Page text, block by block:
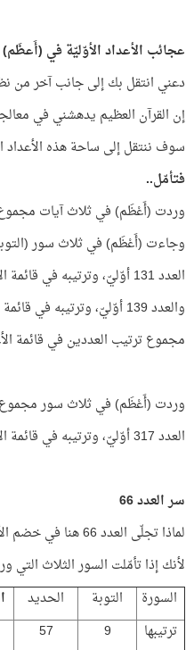
عجائب الأعداد الأوّليّة في (أَعظَم)
دعني انتقل بك إلى جانب آخر من
إن القرآن العظيم يدهشني في
سوف ننتقل إلى ساحة هذه الأعداد
فتأمّل..
وردت (أَعْظَم) في ثلاث آيات مجموع كلماتها
وجاءت (أَعْظَم) في ثلاث سور (التوبة
العدد 131 أوّليّ، وترتيبه في قائمة الأعداد الأوّليّة رقم 32
والعدد 139 أوّليّ، وترتيبه في قائمة الأعداد الأوّليّة رقم 34
مجموع ترتيب العددين في قائمة
وردت (أَعْظَم) في ثلاث سور مجموع أرقام ترتيبها 139، ومجموع آياتها
العدد 317 أوّليّ، وترتيبه في قائمة الأعداد الأوّليّة رقم
سر العدد 66
لماذا تجلّى العدد 66 هنا في خضم الأعداد الأوّليّة؟!
لأنك إذا تأمّلت السور الثلاث التي
السورة
التوبة الحديد
ترتيبها
9
57